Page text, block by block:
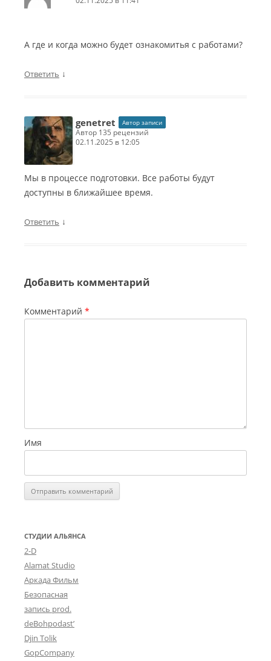
А где и когда можно будет ознакомитья с работами?
Ответить ↓
genetret Автор записи
автор 135 рецензий
02.11.2025 в 12:05
Мы в процессе подготовки. Все работы будут
доступны в ближайшее время.
Ответить ↓
Добавить комментарий
Комментарий *
Имя
СТУДИИ АЛЬЯНСА
2-D
Alamat Studio
Аркада Фильм
Безопасная
запись prod.
deBohpodast’
Djin Tolik
GopCompany